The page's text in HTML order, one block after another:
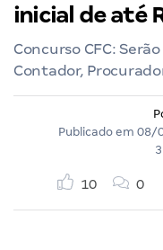
inicial de até
Concurso CFC:
Contador,
Publicado em 08/
10 0